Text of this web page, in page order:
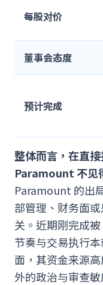
每股对价
董事会态度
预计完成
整体而言，在直
Paramount 不见
Paramount 的出
部管理、财务面
关。近期刚完成
节奏与交易执行
面，其资金来源
外的政治与审查